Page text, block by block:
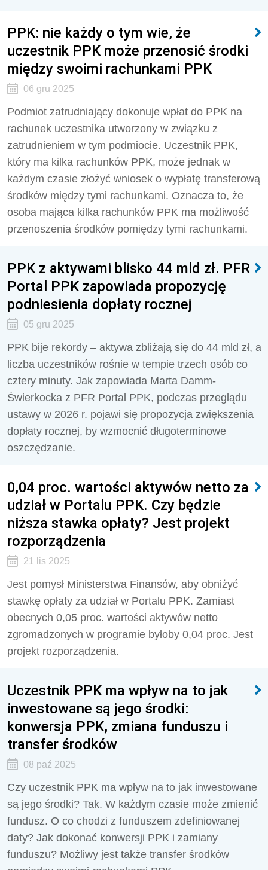
PPK: nie każdy o tym wie, że
uczestnik PPK może przenosić środki
między swoimi rachunkami PPK
06 gru 2025
Podmiot zatrudniający dokonuje wpłat do PPK na
rachunek uczestnika utworzony w związku z
zatrudnieniem w tym podmiocie. Uczestnik PPK,
który ma kilka rachunków PPK, może jednak w
każdym czasie złożyć wniosek o wypłatę transferową
środków między tymi rachunkami. Oznacza to, że
osoba mająca kilka rachunków PPK ma możliwość
przenoszenia środków pomiędzy tymi rachunkami.
PPK z aktywami blisko 44 mld zł. PFR
Portal PPK zapowiada propozycję
podniesienia dopłaty rocznej
05 gru 2025
PPK bije rekordy – aktywa zbliżają się do 44 mld zł, a
liczba uczestników rośnie w tempie trzech osób co
cztery minuty. Jak zapowiada Marta Damm-
Świerkocka z PFR Portal PPK, podczas przeglądu
ustawy w 2026 r. pojawi się propozycja zwiększenia
dopłaty rocznej, by wzmocnić długoterminowe
oszczędzanie.
0,04 proc. wartości aktywów netto za
udział w Portalu PPK. Czy będzie
niższa stawka opłaty? Jest projekt
rozporządzenia
21 lis 2025
Jest pomysł Ministerstwa Finansów, aby obniżyć
stawkę opłaty za udział w Portalu PPK. Zamiast
obecnych 0,05 proc. wartości aktywów netto
zgromadzonych w programie byłoby 0,04 proc. Jest
projekt rozporządzenia.
Uczestnik PPK ma wpływ na to jak
inwestowane są jego środki:
konwersja PPK, zmiana funduszu i
transfer środków
08 paź 2025
Czy uczestnik PPK ma wpływ na to jak inwestowane
są jego środki? Tak. W każdym czasie może zmienić
fundusz. O co chodzi z funduszem zdefiniowanej
daty? Jak dokonać konwersji PPK i zamiany
funduszu? Możliwy jest także transfer środków